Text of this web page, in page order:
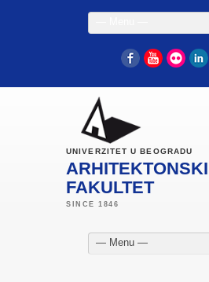
FacebookYouTube
Flickr
UNIVERZITET U BEOGRADU
ARHITEKTONSKI
FAKULTET
— Menu —